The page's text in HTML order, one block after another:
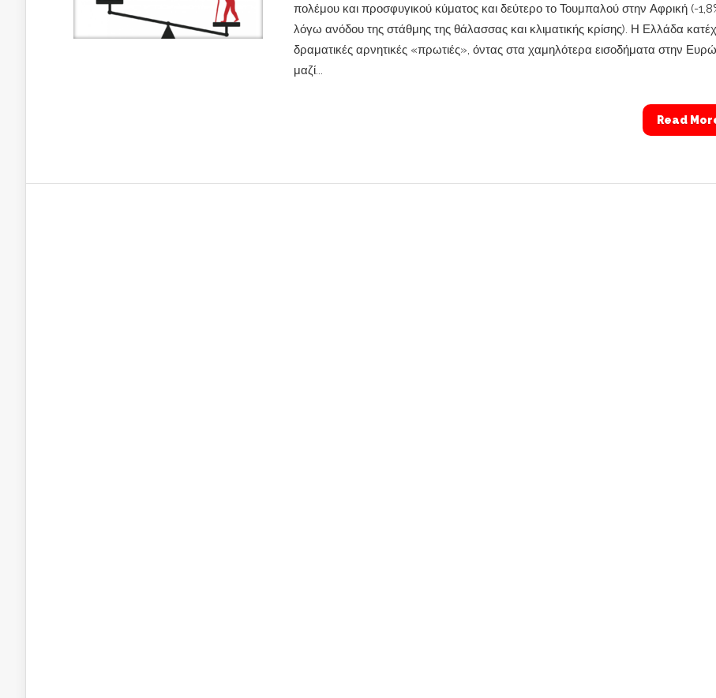
πολέμου και προσφυγικού κύματος και δεύτερο το Τουμπαλού στην Αφρική (-
λόγω ανόδου της στάθμης της θάλασσας και κλιματικής κρίσης). Η Ελλάδα
δραματικές αρνητικές «πρωτιές», όντας στα χαμηλότερα εισοδήματα στην
μαζί...
Read